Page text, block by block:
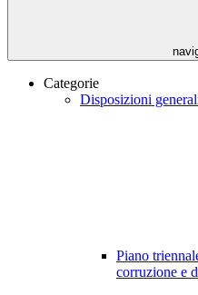
Categorie
Disposizioni
Piano
corruzione e